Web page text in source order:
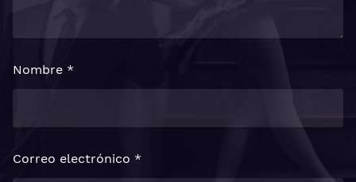
Nombre *
Correo electrónico *